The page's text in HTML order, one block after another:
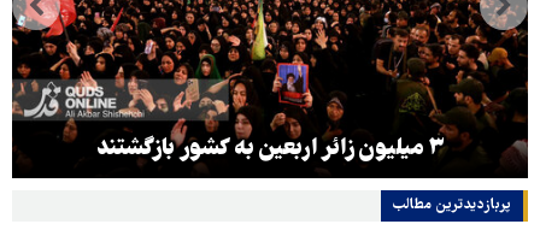
۳ میلیون زائر اربعین به کشور بازگشتند
پربازدیدترین‌ مطالب